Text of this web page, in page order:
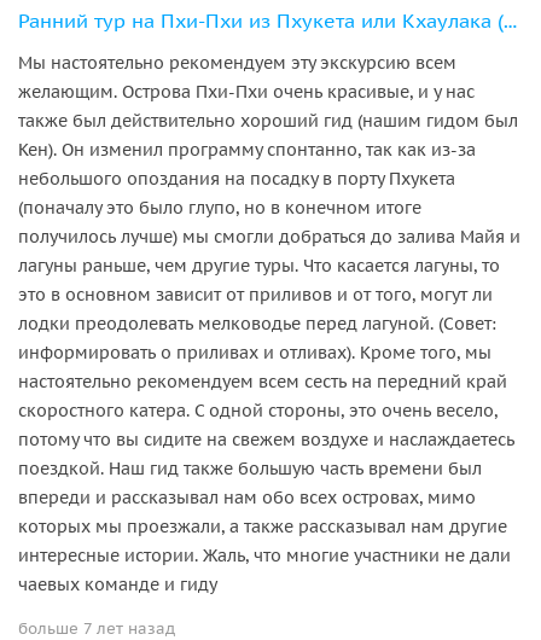
Ранний тур на Пхи-Пхи из Пхукета или Кхаулака (на английском языке)
Мы настоятельно рекомендуем эту экскурсию всем
желающим. Острова Пхи-Пхи очень красивые, и у нас
также был действительно хороший гид (нашим гидом был
Кен). Он изменил программу спонтанно, так как из-за
небольшого опоздания на посадку в порту Пхукета
(поначалу это было глупо, но в конечном итоге
получилось лучше) мы смогли добраться до залива Майя и
лагуны раньше, чем другие туры. Что касается лагуны, то
это в основном зависит от приливов и от того, могут ли
лодки преодолевать мелководье перед лагуной. (Совет:
информировать о приливах и отливах). Кроме того, мы
настоятельно рекомендуем всем сесть на передний край
скоростного катера. С одной стороны, это очень весело,
потому что вы сидите на свежем воздухе и наслаждаетесь
поездкой. Наш гид также большую часть времени был
впереди и рассказывал нам обо всех островах, мимо
которых мы проезжали, а также рассказывал нам другие
интересные истории. Жаль, что многие участники не дали
чаевых команде и гиду
больше 7 лет назад